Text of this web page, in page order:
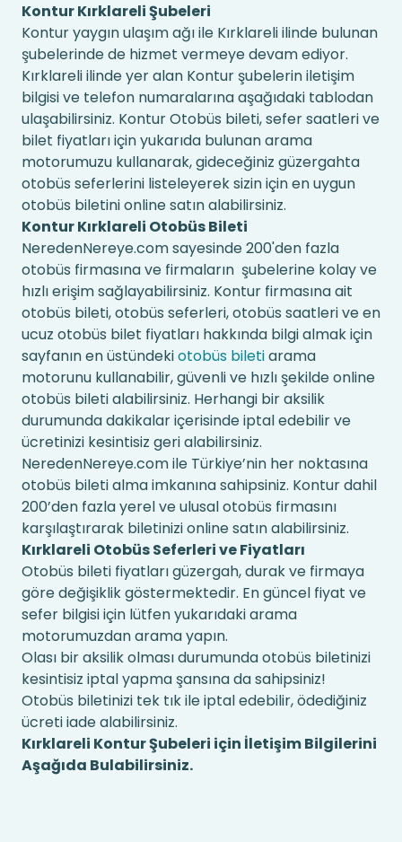
Kontur Kırklareli Şubeleri
Kontur yaygın ulaşım ağı ile Kırklareli ilinde bulunan
şubelerinde de hizmet vermeye devam ediyor.
Kırklareli ilinde yer alan Kontur şubelerin iletişim
bilgisi ve telefon numaralarına aşağıdaki tablodan
ulaşabilirsiniz. Kontur Otobüs bileti, sefer saatleri ve
bilet fiyatları için yukarıda bulunan arama
motorumuzu kullanarak, gideceğiniz güzergahta
otobüs seferlerini listeleyerek sizin için en uygun
otobüs biletini online satın alabilirsiniz.
Kontur Kırklareli Otobüs Bileti
NeredenNereye.com sayesinde 200'den fazla
otobüs firmasına ve firmaların şubelerine kolay ve
hızlı erişim sağlayabilirsiniz. Kontur firmasına ait
otobüs bileti, otobüs seferleri, otobüs saatleri ve en
ucuz otobüs bilet fiyatları hakkında bilgi almak için
sayfanın en üstündekiotobüs biletiarama
motorunu kullanabilir, güvenli ve hızlı şekilde online
otobüs bileti alabilirsiniz. Herhangi bir aksilik
durumunda dakikalar içerisinde iptal edebilir ve
ücretinizi kesintisiz geri alabilirsiniz.
NeredenNereye.com ile Türkiye’nin her noktasına
otobüs bileti alma imkanına sahipsiniz. Kontur dahil
200’den fazla yerel ve ulusal otobüs firmasını
karşılaştırarak biletinizi online satın alabilirsiniz.
Kırklareli Otobüs Seferleri ve Fiyatları
Otobüs bileti fiyatları güzergah, durak ve firmaya
göre değişiklik göstermektedir. En güncel fiyat ve
sefer bilgisi için lütfen yukarıdaki arama
motorumuzdan arama yapın.
Olası bir aksilik olması durumunda otobüs biletinizi
kesintisiz iptal yapma şansına da sahipsiniz!
Otobüs biletinizi tek tık ile iptal edebilir, ödediğiniz
ücreti iade alabilirsiniz.
Kırklareli Kontur Şubeleri için İletişim Bilgilerini
Aşağıda Bulabilirsiniz.